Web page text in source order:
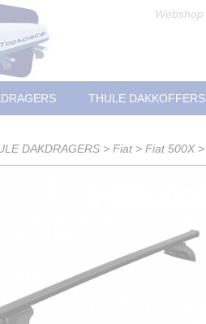
Webshop
THULE DAKKOFFERS
DAKDRAGERS > Fiat> Fiat 500X>